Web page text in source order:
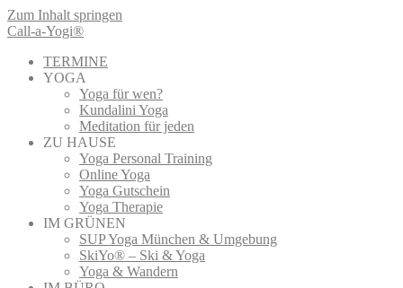
Zum Inhalt springen
Call-a-Yogi®
TERMINE
YOGA
Yoga für wen?
Kundalini Yoga
Meditation für jeden
ZU HAUSE
Yoga Personal Training
Online Yoga
Yoga Gutschein
Yoga Therapie
IM GRÜNEN
SUP Yoga München & Umgebung
SkiYo® – Ski & Yoga
Yoga & Wandern